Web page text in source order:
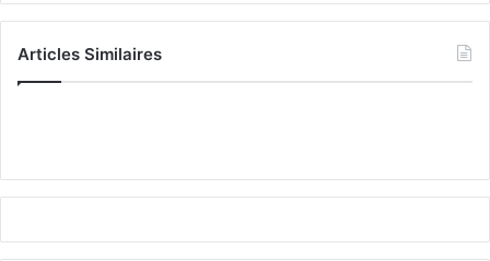
Articles Similaires